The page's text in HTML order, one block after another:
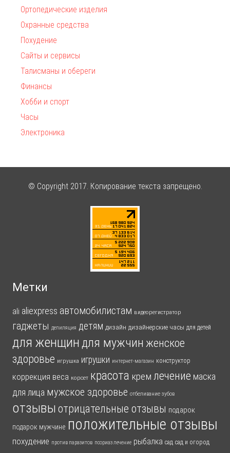
Ортопедические изделия
Охранные средства
Похудение
Сайты и сервисы
Талисманы и обереги
Финансы
Хобби и спорт
Часы
Электроника
© Copyright 2017. Копирование текста запрещено.
Метки
ali aliexpress автомобилистам видеорегистратор
гаджеты депиляция детям дизайн дизайнерские часы для детей
для женщин для мужчин женское
здоровье игрушка игрушки интернет-магазин конструктор
коррекция веса корсет красота крем лечение маска
для лица мужское здоровье отбеливание зубов
отзывы отрицательные отзывы подарок
подарок мужчине положительные отзывы
похудение против паразитов псориаз лечение рыбалка сад сад и огород